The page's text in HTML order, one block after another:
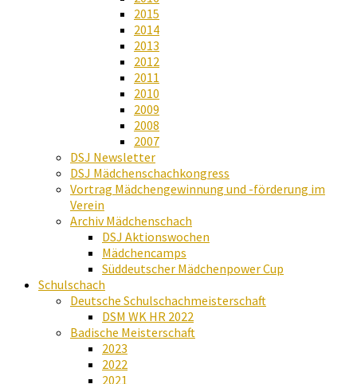
2015
2014
2013
2012
2011
2010
2009
2008
2007
DSJ Newsletter
DSJ Mädchenschachkongress
Vortrag Mädchengewinnung und -förderung im
Verein
Archiv Mädchenschach
DSJ Aktionswochen
Mädchencamps
Süddeutscher Mädchenpower Cup
Schulschach
Deutsche Schulschachmeisterschaft
DSM WK HR 2022
Badische Meisterschaft
2023
2022
2021